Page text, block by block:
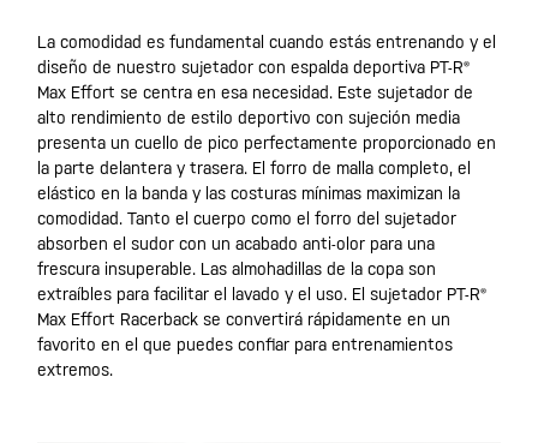
La comodidad es fundamental cuando estás entrenando y el
diseño de nuestro sujetador con espalda deportiva PT-R®
Max Effort se centra en esa necesidad. Este sujetador de
alto rendimiento de estilo deportivo con sujeción media
presenta un cuello de pico perfectamente proporcionado en
la parte delantera y trasera. El forro de malla completo, el
elástico en la banda y las costuras mínimas maximizan la
comodidad. Tanto el cuerpo como el forro del sujetador
absorben el sudor con un acabado anti-olor para una
frescura insuperable. Las almohadillas de la copa son
extraíbles para facilitar el lavado y el uso. El sujetador PT-R®
Max Effort Racerback se convertirá rápidamente en un
favorito en el que puedes confiar para entrenamientos
extremos.